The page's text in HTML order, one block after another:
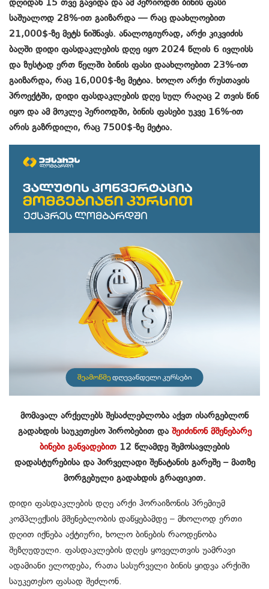
დღიდან 15 თვე გავიდა და ამ პერიოდში ბინის ფასი
საშუალოდ 28%-ით გაიზარდა — რაც დაახლოებით
21,000$-ზე მეტს ნიშნავს. ანალოგიურად, არქი კიკვიძის
ბაღში დიდი ფასდაკლების დღე იყო 2024 წლის 6 ივლისს
და ზუსტად ერთ წელში ბინის ფასი დაახლოებით 23%-ით
გაიზარდა, რაც 16,000$-ზე მეტია. ხოლო არქი რუსთავის
პროექტში, დიდი ფასდაკლების დღე სულ რაღაც 2 თვის წინ
იყო და ამ მოკლე პერიოდში, ბინის ფასები უკვე 16%-ით
არის გაზრდილი, რაც 7500$-ზე მეტია.
მომავალ არქელებს შესაძლებლობა აქვთ ისარგებლონ
გადახდის საუკეთესო პირობებით და შეიძინონ მშენებარე
ბინები განვადებით 12 წლამდე შემოსავლების
დადასტურებისა და პირველადი შენატანის გარეშე – მათზე
მორგებული გადახდის გრაფიკით.
დიდი ფასდაკლების დღე არქი ჰორაიზონის პრემიუმ
კომპლექსის მშენებლობის დაწყებამდე – მხოლოდ ერთი
დღით იქნება აქტიური, ხოლო ბინების რაოდენობა
შეზღუდული. ფასდაკლების დღეს ყოველთვის უამრავი
ადამიანი ელოდება, რათა სასურველი ბინის ყიდვა არქიში
საუკეთესო ფასად შეძლონ.